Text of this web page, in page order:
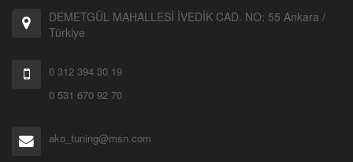
DEMETGÜL MAHALLESİ İVEDİK CAD. NO: 55 Ankara /
Türkiye
0 312 394 30 19
0 531 670 92 70
ako_tuning@msn.com